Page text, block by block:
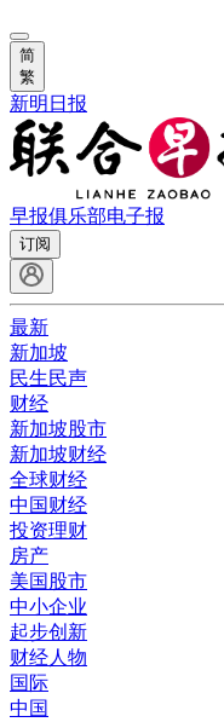
简
繁
新明日报
早报俱乐部电子报
订阅
最新
新加坡
民生民声
财经
新加坡股市
新加坡财经
全球财经
中国财经
投资理财
房产
美国股市
中小企业
起步创新
财经人物
国际
中国